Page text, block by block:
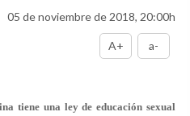
05 de noviembre de 2018, 20:00h
A+ a-
tiene una ley de educación sexual